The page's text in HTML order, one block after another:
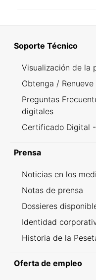
Soporte Técnico
Visualización de la
Obtenga /
Preguntas
digitales
Certificado Digital
Prensa
Noticias en los
Notas de prensa
Dossieres
Identidad
Historia de la
Oferta de empleo